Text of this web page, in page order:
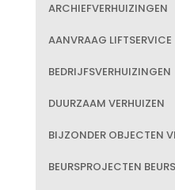
ARCHIEFVERHUIZINGEN
AANVRAAG LIFTSERVICE
BEDRIJFSVERHUIZINGEN
DUURZAAM VERHUIZEN
BIJZONDER OBJECTEN
BEURSPROJECTEN